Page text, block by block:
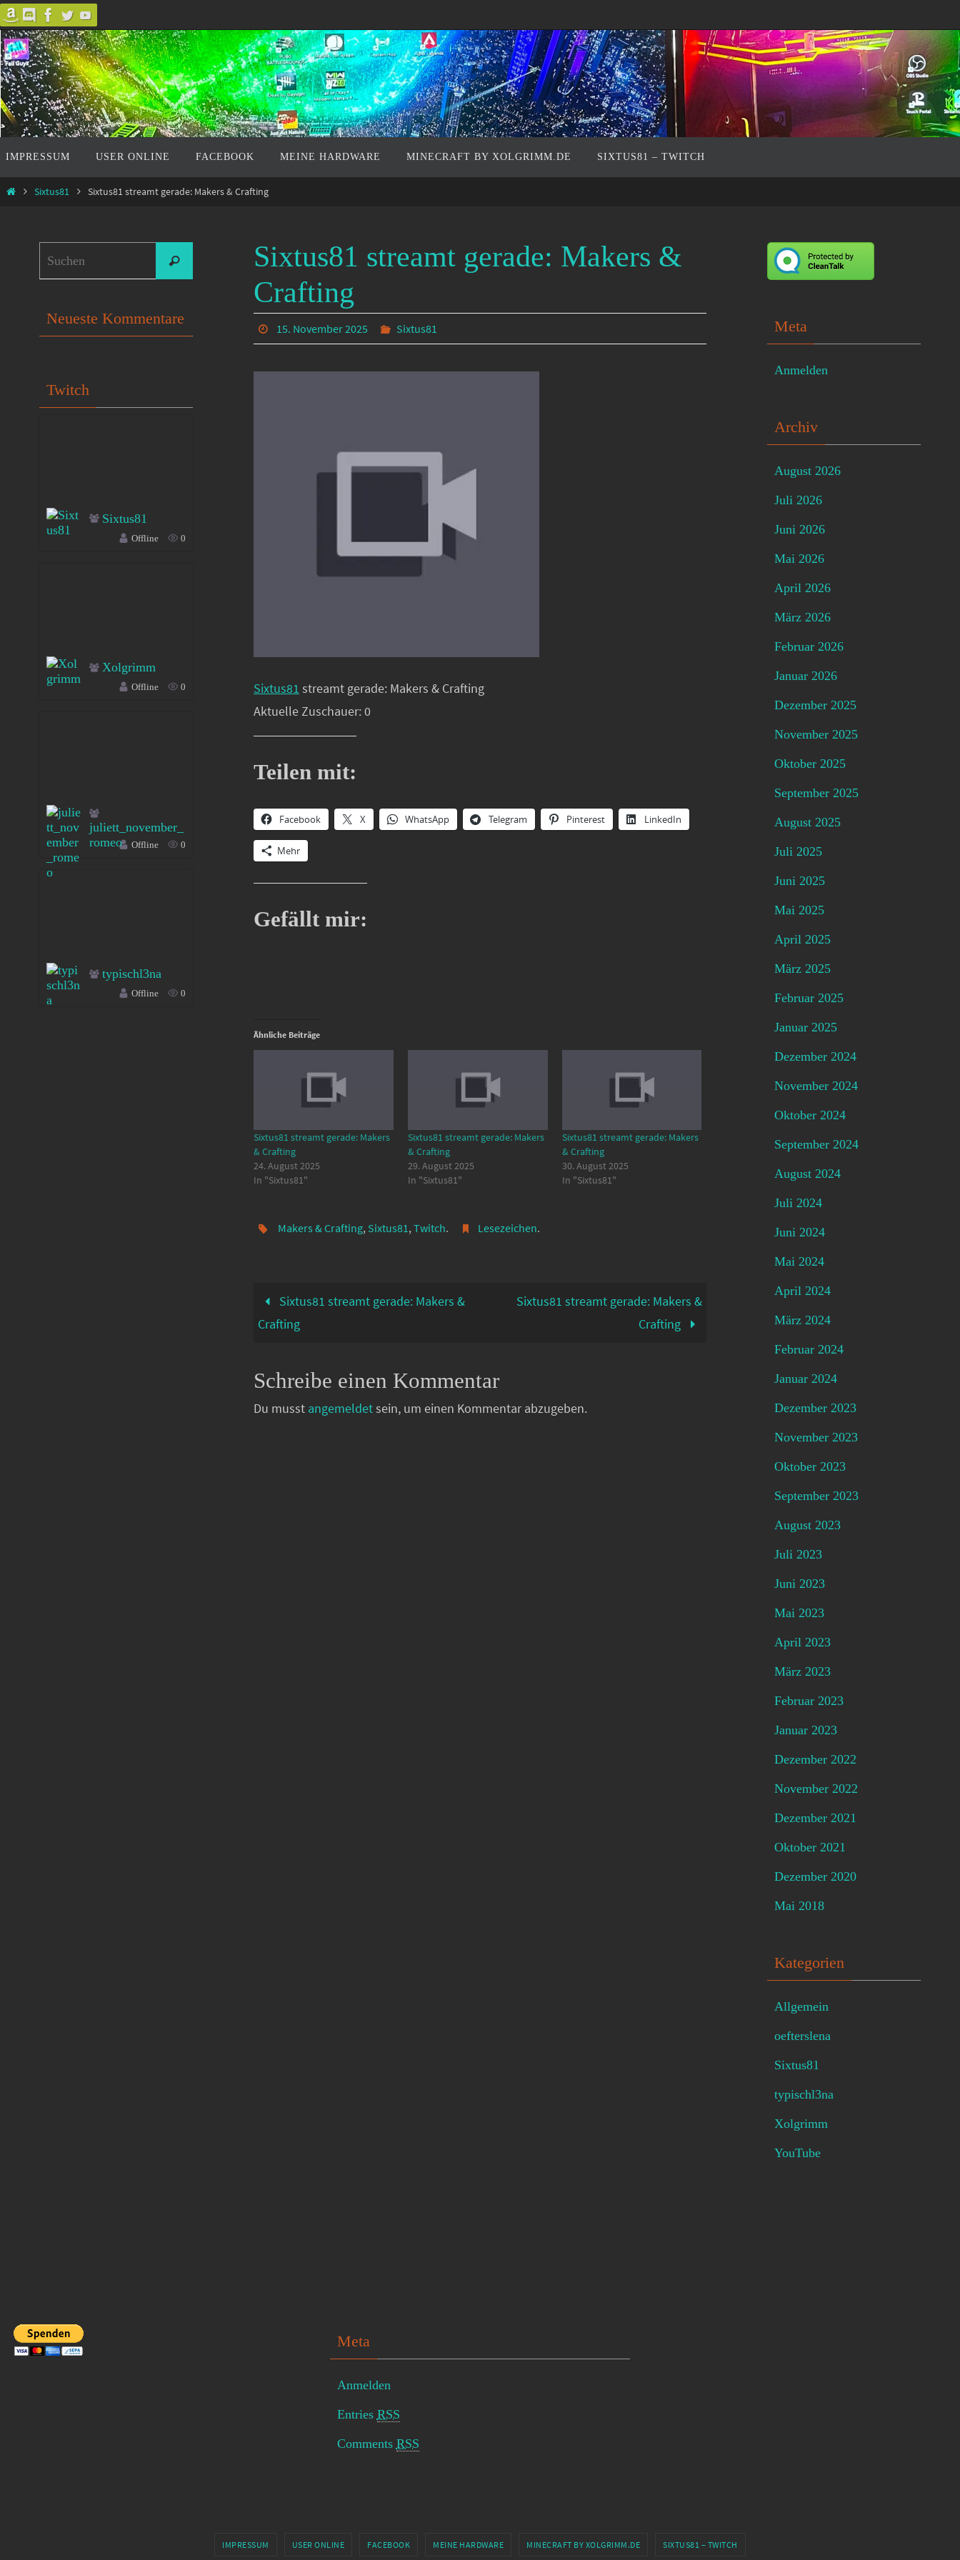
Zum
Inhalt
springen
Inhalt
springen
IMPRESSUM USER ONLINE FACEBOOK MEINE HARDWARE MINECRAFT BY XOLGRIMM.DE SIXTUS81 – TWITCH
StartSixtus81 Sixtus81 streamt gerade: Makers & Crafting
Sixtus81 streamt gerade: Makers &
Crafting
15. November 2025 Sixtus81
Sixtus81 streamt gerade: Makers & Crafting
Aktuelle Zuschauer: 0
Teilen mit:
Facebook X WhatsApp Telegram Pinterest LinkedIn
Mehr
Gefällt mir:
Ähnliche Beiträge
Sixtus81 streamt gerade: Makers
& Crafting
24. August 2025
In "Sixtus81"
Sixtus81 streamt gerade: Makers
& Crafting
29. August 2025
In "Sixtus81"
Sixtus81 streamt gerade: Makers
& Crafting
30. August 2025
In "Sixtus81"
Makers & Crafting, Sixtus81 , Twitch. Lesezeichen.
Sixtus81 streamt gerade: Makers &
Crafting
Sixtus81 streamt gerade: Makers &
Crafting
Schreibe einen Kommentar
Du musst angemeldetsein, um einen Kommentar abzugeben.
nach:
Suchen
Neueste Kommentare
Twitch
Sixtus81
Offline 0
Xolgrimm
Offline 0
juliett_november_
romeo
Offline 0
typischl3na
Offline 0
Meta
Anmelden
Archiv
August 2026
Juli 2026
Juni 2026
Mai 2026
April 2026
März 2026
Februar 2026
Januar 2026
Dezember 2025
November 2025
Oktober 2025
September 2025
August 2025
Juli 2025
Juni 2025
Mai 2025
April 2025
März 2025
Februar 2025
Januar 2025
Dezember 2024
November 2024
Oktober 2024
September 2024
August 2024
Juli 2024
Juni 2024
Mai 2024
April 2024
März 2024
Februar 2024
Januar 2024
Dezember 2023
November 2023
Oktober 2023
September 2023
August 2023
Juli 2023
Juni 2023
Mai 2023
April 2023
März 2023
Februar 2023
Januar 2023
Dezember 2022
November 2022
Dezember 2021
Oktober 2021
Dezember 2020
Mai 2018
Kategorien
Allgemein
oefterslena
Sixtus81
typischl3na
Xolgrimm
YouTube
Meta
Anmelden
Entries RSS
Comments RSS
IMPRESSUM USER ONLINE FACEBOOK MEINE HARDWARE MINECRAFT BY XOLGRIMM.DE SIXTUS81 – TWITCH